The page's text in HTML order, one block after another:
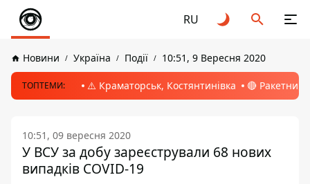
RU
Новини Україна Події 10:51, 9 Вересня 2020
ТОПТЕМИ: ⚠️ Краматорськ, Костянтинівка 🔴 Ракетний
10:51, 09 вересня 2020
У ВСУ за добу зареєстрували 68 нових
випадків COVID-19